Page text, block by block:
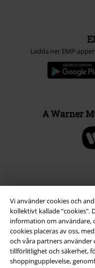
Vi använder cookies och
kollektivt kallade “cookies".
information om användare,
cookies placeras av oss,
och våra partners använder
tillförlitlighet och säkerhet,
shoppingupplevelse,
Ladda ner EMP-
A Warner
Juridisk